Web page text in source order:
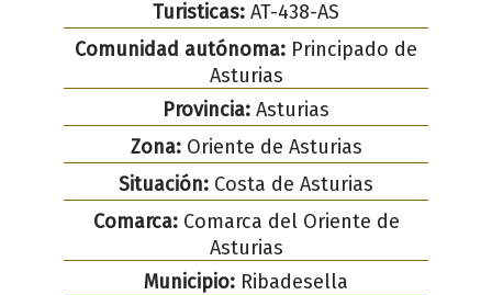
Turisticas: AT-438-AS
Comunidad autónoma: Principado de
Asturias
Provincia: Asturias
Zona:Oriente de Asturias
Situación: Costa de Asturias
Comarca:Comarca del Oriente de
Asturias
Municipio: Ribadesella